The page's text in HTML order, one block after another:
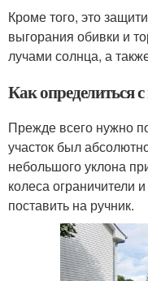
Кроме того, это
выгорания обивки и
лучами солнца, а
Как определиться
Прежде всего нужно
участок был
небольшого уклона
колеса ограничители
поставить на ручник.